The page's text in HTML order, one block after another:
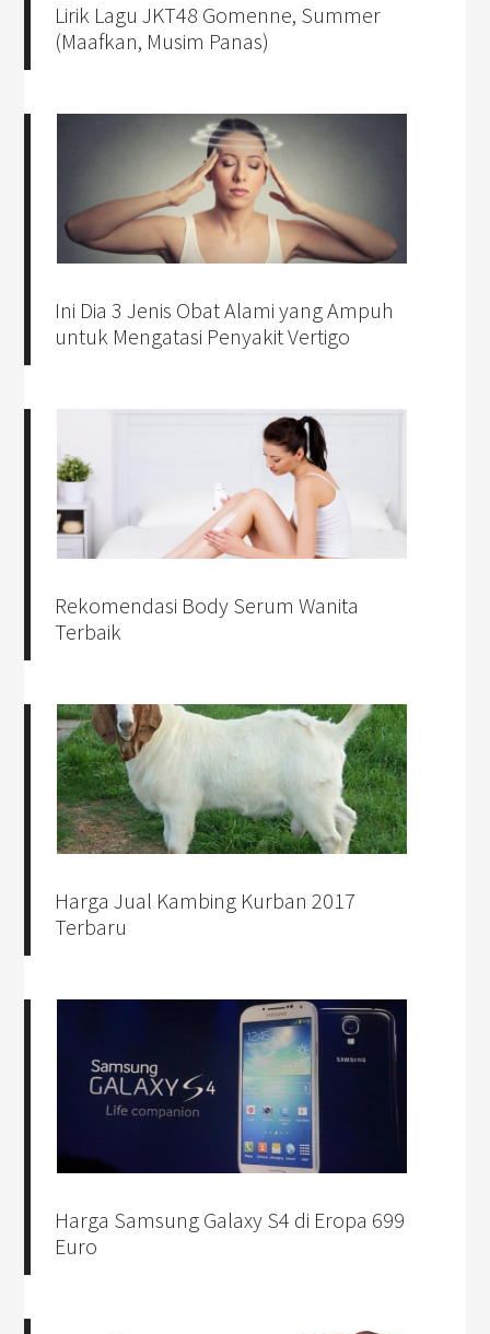
Lirik Lagu JKT48 Gomenne, Summer
(Maafkan, Musim Panas)
Ini Dia 3 Jenis Obat Alami yang Ampuh
untuk Mengatasi Penyakit Vertigo
Rekomendasi Body Serum Wanita
Terbaik
Harga Jual Kambing Kurban 2017
Terbaru
Harga Samsung Galaxy S4 di Eropa 699
Euro